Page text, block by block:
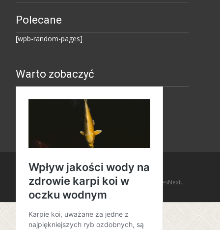
Polecane
[wpb-random-pages]
Warto zobaczyć
Copyright © Amaro Design
Powered by WordPress, Themei-design by TemplatesNext.